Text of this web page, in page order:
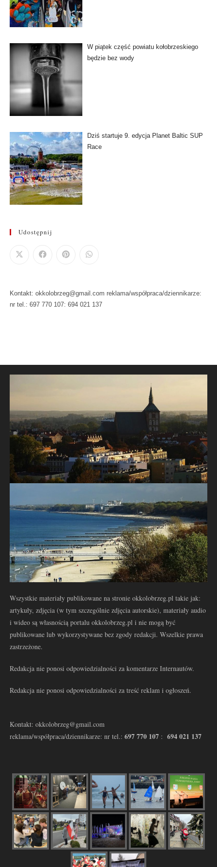
W piątek część powiatu kołobrzeskiego
będzie bez wody
Dziś startuje 9. edycja Planet Baltic SUP
Race
Udostępnij
Kontakt: okkolobrzeg@gmail.com reklama/współpraca/dziennikarze:
nr tel.: 697 770 107: 694 021 137
Wszystkie materiały publikowane na stronie okkolobrzeg.pl takie jak:
artykuły, zdjęcia (w tym szczególnie zdjęcia autorskie), materiały audio
i wideo są własnością portalu okkolobrzeg.pl i nie mogą być
publikowane lub wykorzystywane bez zgody redakcji. Wszelkie prawa
zastrzeżone.
Redakcja nie ponosi odpowiedzialności za komentarze Internautów.
Redakcja nie ponosi odpowiedzialności za treść reklam i ogłoszeń.
Kontakt: okkolobrzeg@gmail.com
reklama/współpraca/dziennikarze: nr tel.: 697 770 107 : 694 021 137